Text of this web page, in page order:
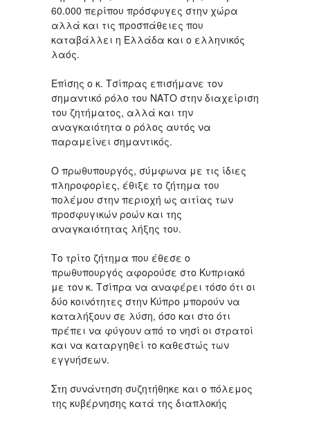
60.000 περίπου πρόσφυγες στην χώρα
αλλά και τις προσπάθειες που
καταβάλλει η Ελλάδα και ο ελληνικός
λαός.
Επίσης ο κ. Τσίπρας επισήμανε τον
σημαντικό ρόλο του ΝΑΤΟ στην διαχείριση
του ζητήματος, αλλά και την
αναγκαιότητα ο ρόλος αυτός να
παραμείνει σημαντικός.
Ο πρωθυπουργός, σύμφωνα με τις ίδιες
πληροφορίες, έθιξε το ζήτημα του
πολέμου στην περιοχή ως αιτίας των
προσφυγικών ροών και της
αναγκαιότητας λήξης του.
Το τρίτο ζήτημα που έθεσε ο
πρωθυπουργός αφορούσε στο Κυπριακό
με τον κ. Τσίπρα να αναφέρει τόσο ότι οι
δύο κοινότητες στην Κύπρο μπορούν να
καταλήξουν σε λύση, όσο και στο ότι
πρέπει να φύγουν από το νησί οι στρατοί
και να καταργηθεί το καθεστώς των
εγγυήσεων.
Στη συνάντηση συζητήθηκε και ο πόλεμος
της κυβέρνησης κατά της διαπλοκής